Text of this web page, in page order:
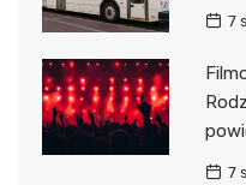
7
7